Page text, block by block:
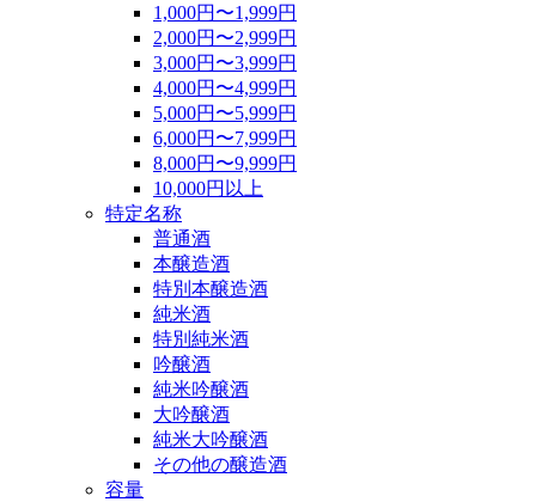
1,000円〜1,999円
2,000円〜2,999円
3,000円〜3,999円
4,000円〜4,999円
5,000円〜5,999円
6,000円〜7,999円
8,000円〜9,999円
10,000円以上
特定名称
普通酒
本醸造酒
特別本醸造酒
純米酒
特別純米酒
吟醸酒
純米吟醸酒
大吟醸酒
純米大吟醸酒
その他の醸造酒
容量